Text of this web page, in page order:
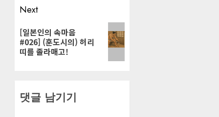
Next
Next
post:
[일본인의 속마음
#026] (훈도시의) 허리
띠를 졸라매고!
댓글 남기기